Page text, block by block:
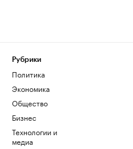
Рубрики
Политика
Экономика
Общество
Бизнес
Технологии и
медиа